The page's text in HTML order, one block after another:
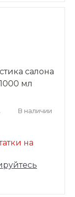
салона
мл
В наличии
на